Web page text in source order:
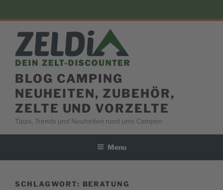
to
BLOG CAMPING
NEUHEITEN, ZUBEHÖR,
ZELTE UND VORZELTE
Tipps, Trends und Neuheiten rund ums Campen
Menu
SCHLAGWORT: BERATUNG